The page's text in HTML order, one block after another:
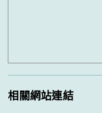
相關網站連結